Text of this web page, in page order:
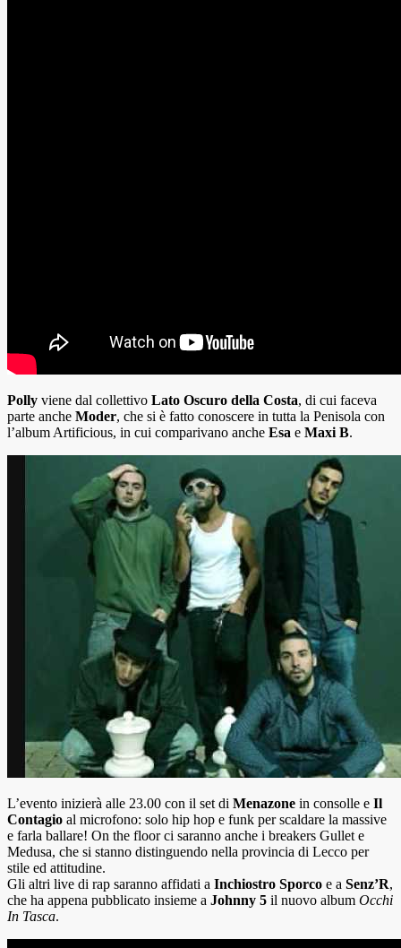
Polly viene dal collettivo Lato Oscuro della Costa, di cui faceva
parte anche Moder, che si è fatto conoscere in tutta la Penisola con
l’album Artificious, in cui comparivano anche Esa e Maxi B.
L’evento inizierà alle 23.00 con il set di Menazone in consolle e Il
Contagio al microfono: solo hip hop e funk per scaldare la massive
e farla ballare! On the floor ci saranno anche i breakers Gullet e
Medusa, che si stanno distinguendo nella provincia di Lecco per
stile ed attitudine.
Gli altri live di rap saranno affidati a Inchiostro Sporco e a Senz’R,
che ha appena pubblicato insieme a Johnny 5 il nuovo album Occhi
In Tasca.